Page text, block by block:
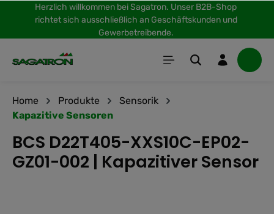
springen
Herzlich willkommen bei Sagatron. Unser B2B-Shop
richtet sich ausschließlich an Geschäftskunden und
Gewerbetreibende.
Home Produkte
Sensorik
Kapazitive Sensoren
BCS D22T405-XXS10C-EP02-
GZ01-002 | Kapazitiver Sensor